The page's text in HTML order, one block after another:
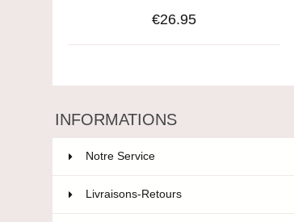
€26.95
INFORMATIONS
Notre Service
Livraisons-Retours